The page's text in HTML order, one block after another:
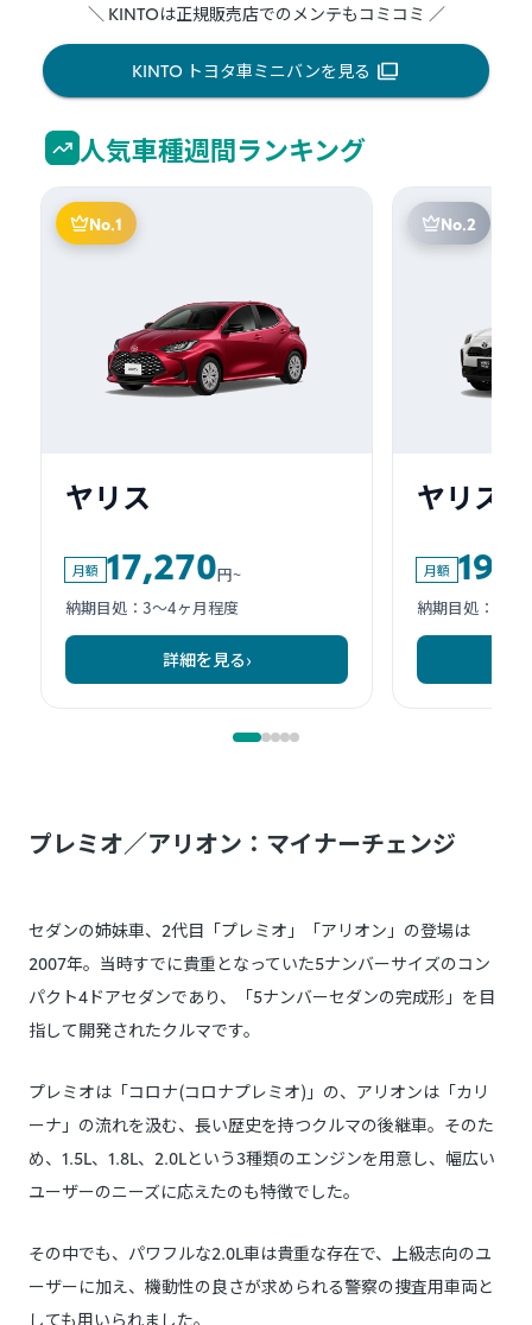
＼ KINTOは正規販売店でのメンテもコミコミ ／
KINTO トヨタ車ミニバンを見る
プレミオ／アリオン：マイナーチェンジ
セダンの姉妹車、2代目「プレミオ」「アリオン」の登場は
2007年。当時すでに貴重となっていた5ナンバーサイズのコン
パクト4ドアセダンであり、「5ナンバーセダンの完成形」を目
指して開発されたクルマです。
プレミオは「コロナ(コロナプレミオ)」の、アリオンは「カリ
ーナ」の流れを汲む、長い歴史を持つクルマの後継車。そのた
め、1.5L、1.8L、2.0Lという3種類のエンジンを用意し、幅広い
ユーザーのニーズに応えたのも特徴でした。
その中でも、パワフルな2.0L車は貴重な存在で、上級志向のユ
ーザーに加え、機動性の良さが求められる警察の捜査用車両と
しても用いられました。